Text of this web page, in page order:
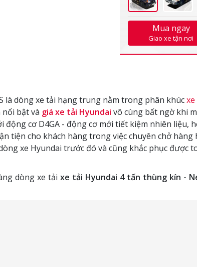
Mua ngay
Giao xe tận nơi
là dòng xe tải hạng trung nằm trong phân khúc
bật và giá xe tải Hyundai vô cùng bất ngờ khi
cơ D4GA - động cơ mới tiết kiệm nhiên liệu,
tiện cho khách hàng trong việc chuyên chở hàng
xe Hyundai trước đó và cũng khắc phục được
dòng xe tải xe tải Hyundai 4 tấn thùng kín -